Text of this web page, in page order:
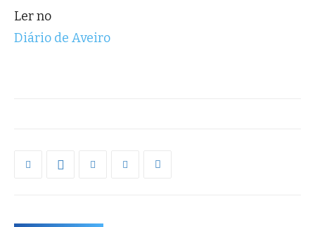
Ler no
Diário de Aveiro